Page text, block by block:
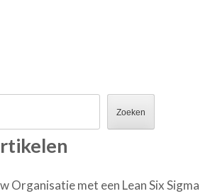
Zoeken
Organisatie met een Lean Six Sigma